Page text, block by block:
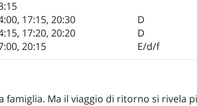
, 17:15, 20:30 D
, 17:20, 20:20 D
, 20:15 E/d/f
Ma il viaggio di ritorno si rivela